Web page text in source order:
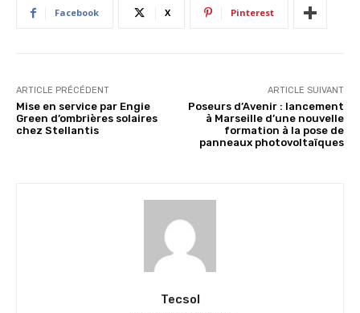
Facebook X Pinterest
ARTICLE PRÉCÉDENT
Mise en service par Engie
Green d’ombrières solaires
chez Stellantis
ARTICLE SUIVANT
Poseurs d’Avenir : lancement
à Marseille d’une nouvelle
formation à la pose de
panneaux photovoltaïques
Tecsol